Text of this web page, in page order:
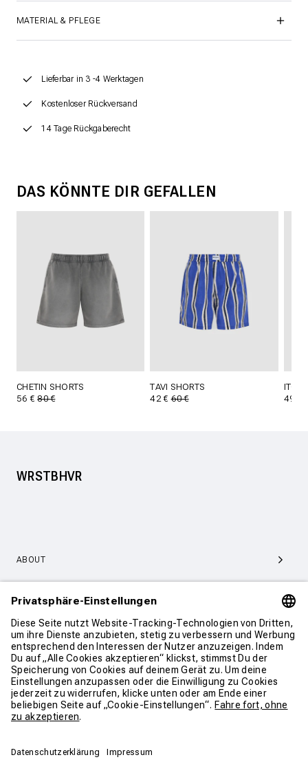
MATERIAL & PFLEGE
Lieferbar in 3 -4 Werktagen
Kostenloser Rückversand
14 Tage Rückgaberecht
DAS KÖNNTE DIR GEFALLEN
CHETIN SHORTS
56 €80 €
TAVI SHORTS
42 €60 €
ITO
49 €
WRSTBHVR
ABOUT
SERVICE & SUPPORT
KONTAKT